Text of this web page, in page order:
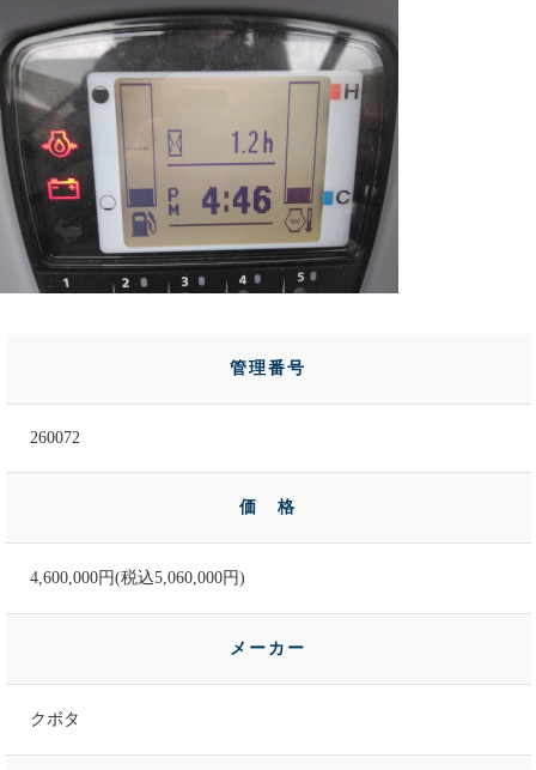
管理番号
260072
価 格
4,600,000円(税込5,060,000円)
メーカー
クボタ